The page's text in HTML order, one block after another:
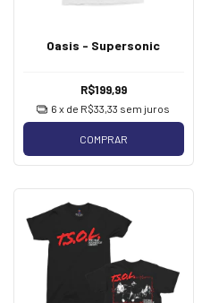
Oasis - Supersonic
R$199,99
6 x de R$33,33 sem juros
COMPRAR